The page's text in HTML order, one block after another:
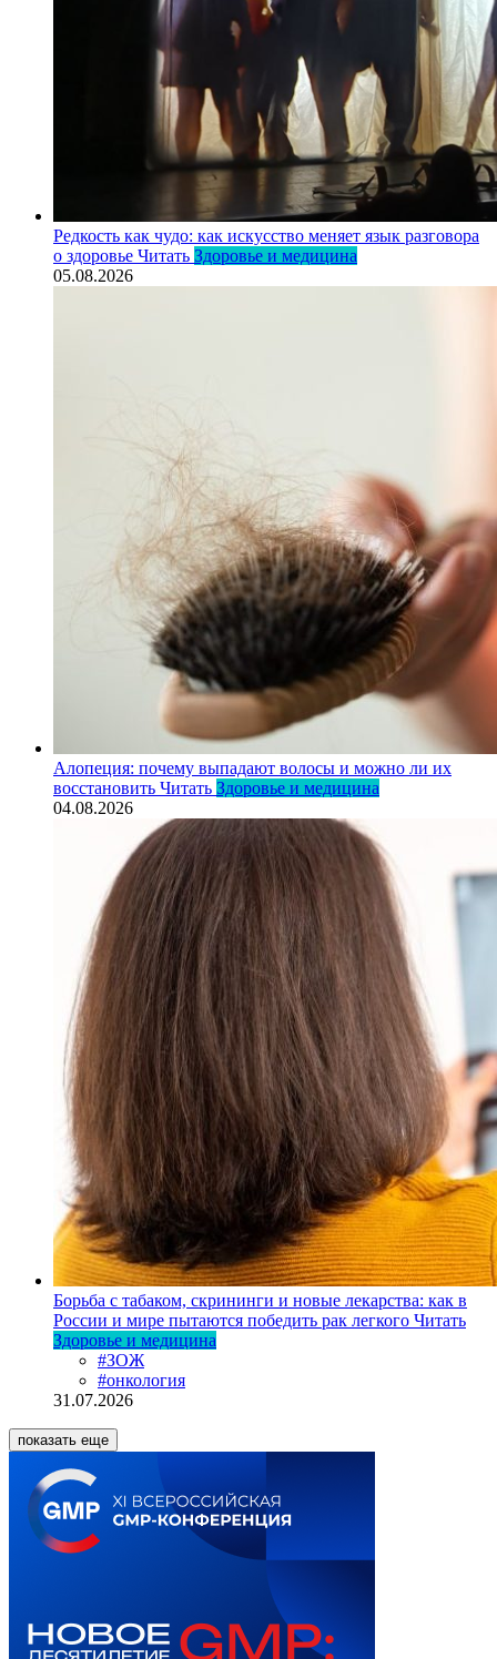
Редкость как чудо: как искусство меняет язык разговора
о здоровье Читать Здоровье и медицина
05.08.2026
Алопеция: почему выпадают волосы и можно ли их
восстановить Читать Здоровье и медицина
04.08.2026
Борьба с табаком, скрининги и новые лекарства: как в
России и мире пытаются победить рак легкого Читать
Здоровье и медицина
#ЗОЖ
#онкология
31.07.2026
показать еще